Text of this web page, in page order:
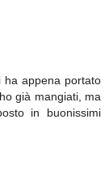
ha appena portato
già mangiati, ma
in buonissimi